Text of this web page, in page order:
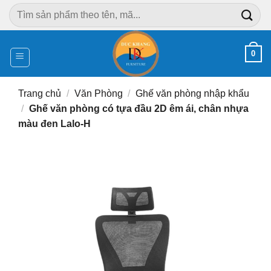
Chuyển
đến
dung
Tìm
kiếm:
0
Trang chủ / Văn Phòng / Ghế văn phòng nhập khẩu
/ Ghế văn phòng có tựa đầu 2D êm ái, chân nhựa
màu đen Lalo-H